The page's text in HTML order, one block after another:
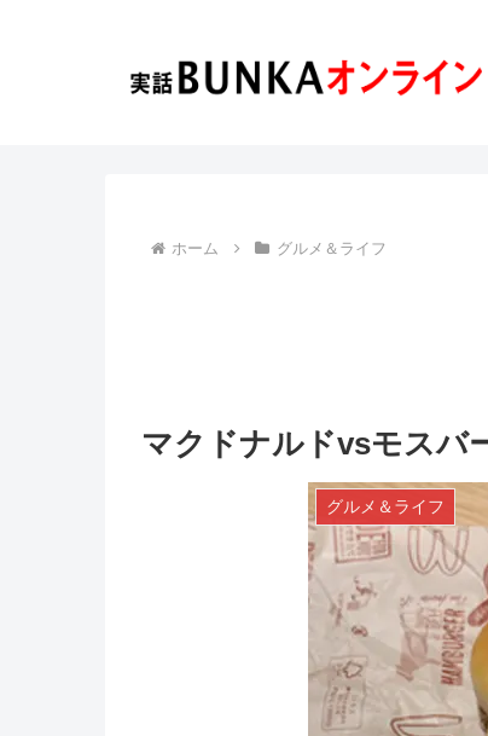
ホーム グルメ＆ライフ
マクドナルドvsモスバ
グルメ＆ライフ